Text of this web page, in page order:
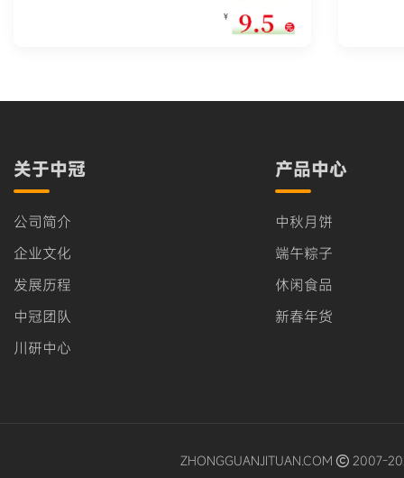
关于中冠
公司简介
企业文化
发展历程
中冠团队
川研中心
产品中心
中秋月饼
端午粽子
休闲食品
新春年货
ZHONGGUANJITUAN.COM 2007-